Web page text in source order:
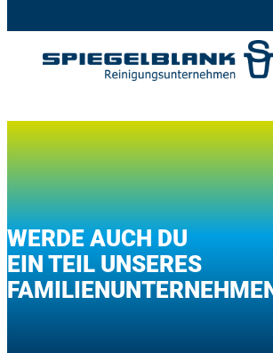
WERDE AUCH DU
EIN TEIL UNSERES